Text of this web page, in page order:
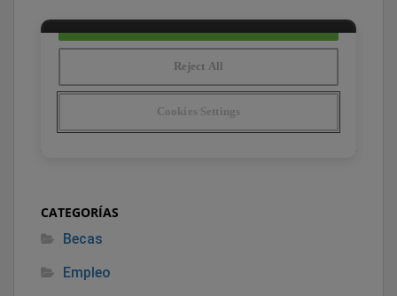
CATEGORÍAS
Becas
Empleo